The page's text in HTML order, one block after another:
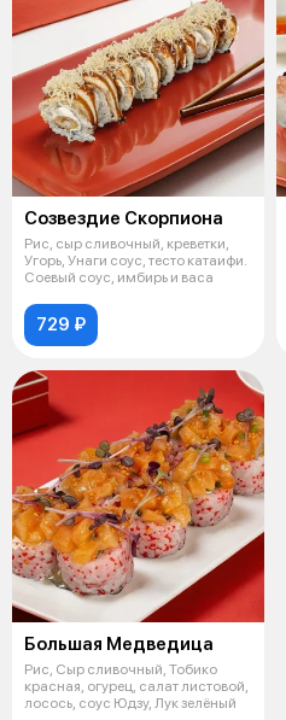
Созвездие Скорпиона
Рис, сыр сливочный, креветки,
Угорь, Унаги соус, тесто катаифи.
Соевый соус, имбирь и васа
729 ₽
Большая Медведица
Рис, Сыр сливочный, Тобико
красная, огурец, салат листовой,
лосось, соус Юдзу, Лук зелёный